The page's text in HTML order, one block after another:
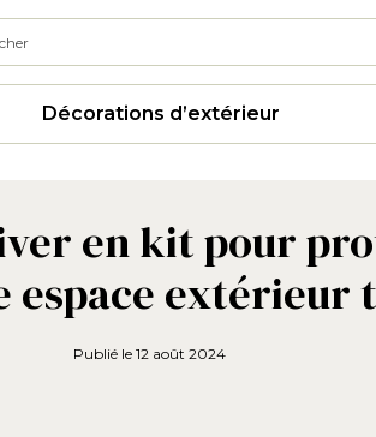
Décorations d’extérieur
en kit pour
extérieur
Publié le 12 août 2024